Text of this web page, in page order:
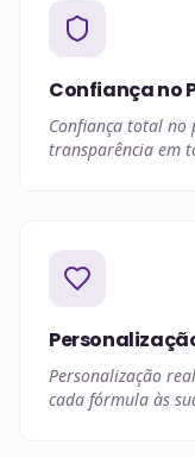
Confiança no
Confiança total no
transparência em
Personalização
cada fórmula às